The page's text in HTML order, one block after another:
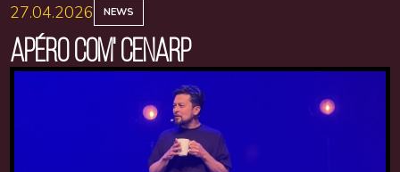
27.04.2026 NEWS
APÉRO COM' CENARP